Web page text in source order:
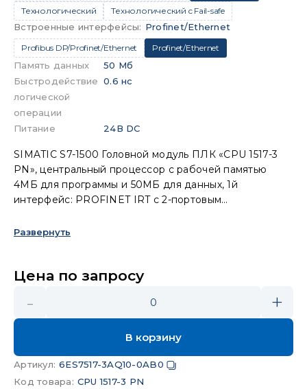
Технологический
Технологический c Fail-safe
Встроенные интерфейсы: Profinet/Ethernet
Profibus DP/Profinet/Ethernet Profinet/Ethernet
Память данных
50 Мб
Быстродействие
логической
операции
0.6 нс
Питание 24В DC
SIMATIC S7-1500 Головной модуль ПЛК «CPU 1517-3
PN», центральный процессор с рабочей памятью
4МБ для программы и 50МБ для данных, 1й
интерфейс: PROFINET IRT с 2-портовым
портовым коммутатором, 3й интерфейс: Ethernet,
Развернуть
Цена по запросу
- 0 +
В корзину
Артикул: 6ES7517-3AQ10-0AB0
Код товара: CPU 1517-3 PN